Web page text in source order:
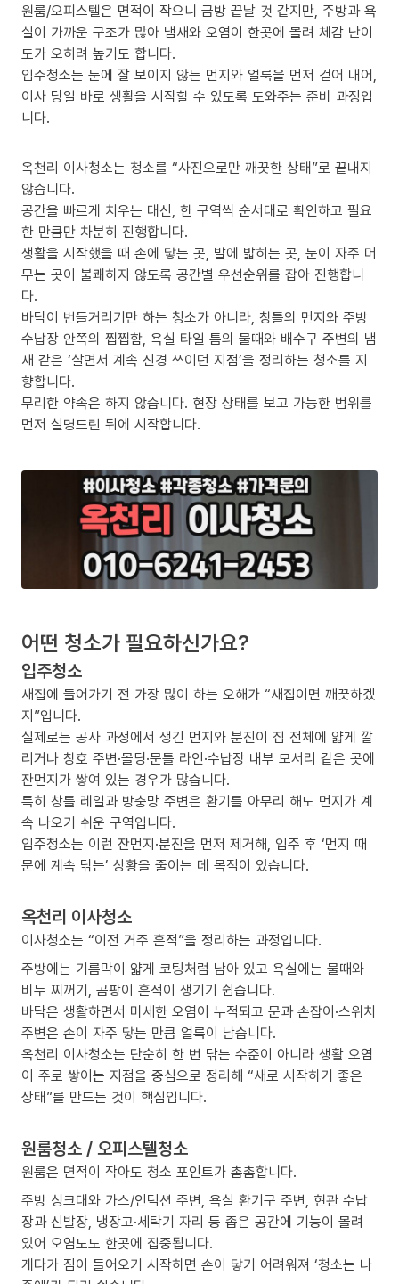
원룸/오피스텔은 면적이 작으니 금방 끝날 것 같지만, 주방과 욕
실이 가까운 구조가 많아 냄새와 오염이 한곳에 몰려 체감 난이
도가 오히려 높기도 합니다.
입주청소는 눈에 잘 보이지 않는 먼지와 얼룩을 먼저 걷어 내어,
이사 당일 바로 생활을 시작할 수 있도록 도와주는 준비 과정입
니다.
옥천리 이사청소는 청소를 “사진으로만 깨끗한 상태”로 끝내지
않습니다.
공간을 빠르게 치우는 대신, 한 구역씩 순서대로 확인하고 필요
한 만큼만 차분히 진행합니다.
생활을 시작했을 때 손에 닿는 곳, 발에 밟히는 곳, 눈이 자주 머
무는 곳이 불쾌하지 않도록 공간별 우선순위를 잡아 진행합니
다.
바닥이 번들거리기만 하는 청소가 아니라, 창틀의 먼지와 주방
수납장 안쪽의 찝찝함, 욕실 타일 틈의 물때와 배수구 주변의 냄
새 같은 ‘살면서 계속 신경 쓰이던 지점’을 정리하는 청소를 지
향합니다.
무리한 약속은 하지 않습니다. 현장 상태를 보고 가능한 범위를
먼저 설명드린 뒤에 시작합니다.
어떤 청소가 필요하신가요?
입주청소
새집에 들어가기 전 가장 많이 하는 오해가 “새집이면 깨끗하겠
지”입니다.
실제로는 공사 과정에서 생긴 먼지와 분진이 집 전체에 얇게 깔
리거나 창호 주변·몰딩·문틀 라인·수납장 내부 모서리 같은 곳에
잔먼지가 쌓여 있는 경우가 많습니다.
특히 창틀 레일과 방충망 주변은 환기를 아무리 해도 먼지가 계
속 나오기 쉬운 구역입니다.
입주청소는 이런 잔먼지·분진을 먼저 제거해, 입주 후 ‘먼지 때
문에 계속 닦는’ 상황을 줄이는 데 목적이 있습니다.
옥천리 이사청소
이사청소는 “이전 거주 흔적”을 정리하는 과정입니다.
주방에는 기름막이 얇게 코팅처럼 남아 있고 욕실에는 물때와
비누 찌꺼기, 곰팡이 흔적이 생기기 쉽습니다.
바닥은 생활하면서 미세한 오염이 누적되고 문과 손잡이·스위치
주변은 손이 자주 닿는 만큼 얼룩이 남습니다.
옥천리 이사청소는 단순히 한 번 닦는 수준이 아니라 생활 오염
이 주로 쌓이는 지점을 중심으로 정리해 “새로 시작하기 좋은
상태”를 만드는 것이 핵심입니다.
원룸청소 / 오피스텔청소
원룸은 면적이 작아도 청소 포인트가 촘촘합니다.
주방 싱크대와 가스/인덕션 주변, 욕실 환기구 주변, 현관 수납
장과 신발장, 냉장고·세탁기 자리 등 좁은 공간에 기능이 몰려
있어 오염도도 한곳에 집중됩니다.
게다가 짐이 들어오기 시작하면 손이 닿기 어려워져 ‘청소는 나